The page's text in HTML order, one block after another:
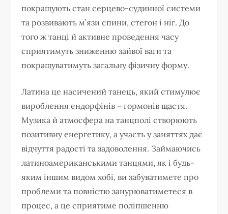
покращують стан серцево-судинної системи
та розвивають м’язи спини, стегон і ніг. До
того ж танці й активне проведення часу
сприятимуть зниженню зайвої ваги та
покращуватимуть загальну фізичну форму.
Латина це насичений танець, який стимулює
вироблення ендорфінів – гормонів щастя.
Музика й атмосфера на танцполі створюють
позитивну енергетику, а участь у заняттях дає
відчуття радості та задоволення. Займаючись
латиноамериканськими танцями, як і будь-
яким іншим видом хобі, ви забуватимете про
проблеми та повністю занурюватиметеся в
процес, а це сприятиме поліпшенню